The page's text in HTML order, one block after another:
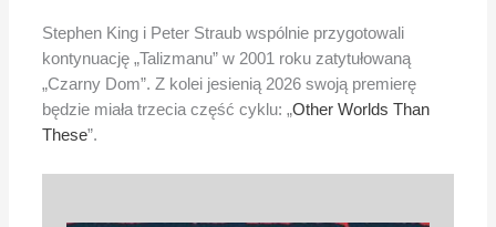
Stephen King i Peter Straub wspólnie przygotowali
kontynuację „Talizmanu” w 2001 roku zatytułowaną
„Czarny Dom”. Z kolei jesienią 2026 swoją premierę
będzie miała trzecia część cyklu: „Other Worlds Than
These”.